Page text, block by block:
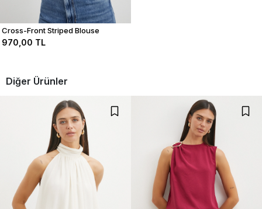
Cross-Front Striped Blouse
970,00 TL
Diğer Ürünler